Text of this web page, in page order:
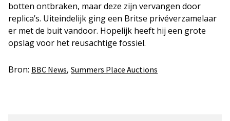
botten ontbraken, maar deze zijn vervangen door
replica’s. Uiteindelijk ging een Britse privéverzamelaar
er met de buit vandoor. Hopelijk heeft hij een grote
opslag voor het reusachtige fossiel.
Bron: BBC News, Summers Place Auctions